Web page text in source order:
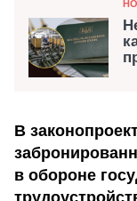
В
в обороне